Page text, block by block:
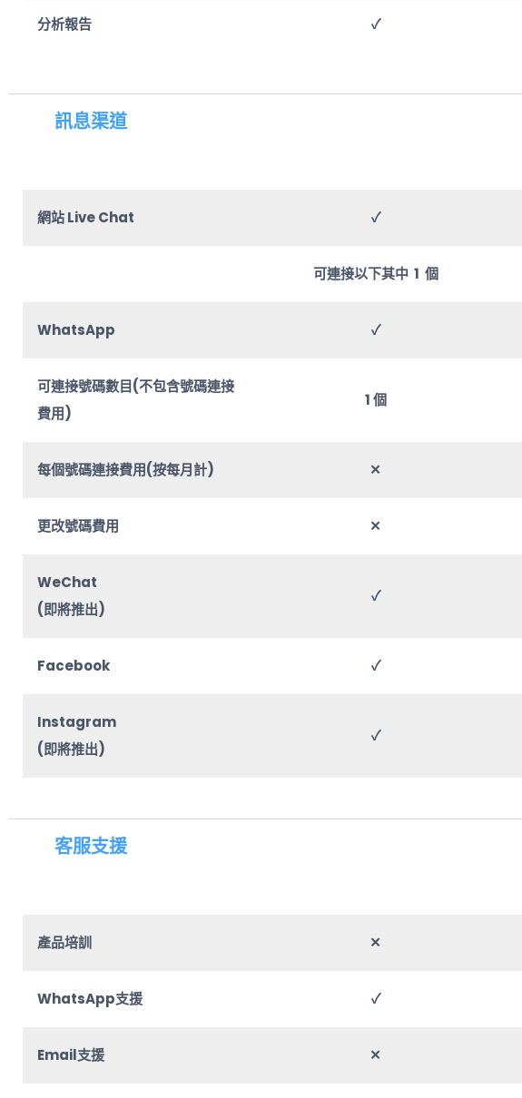
分析報告 ✓
訊息渠道
網站 Live Chat ✓
可連接以下其中 1 個
WhatsApp ✓
可連接號碼數目(不包含號碼連接
費用)
1 個
每個號碼連接費用(按每月計) ✕
更改號碼費用 ✕
WeChat
(即將推出)
✓
Facebook ✓
Instagram
(即將推出)
✓
客服支援
產品培訓 ✕
WhatsApp支援 ✓
Email支援 ✕